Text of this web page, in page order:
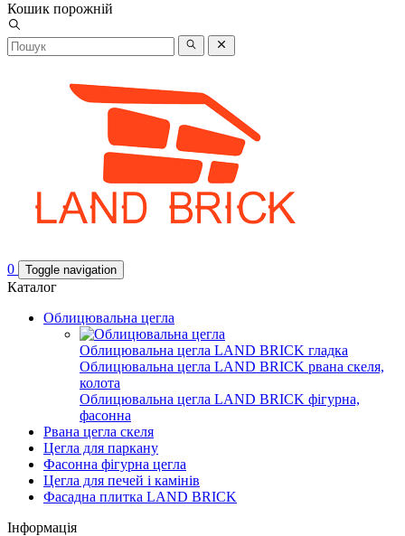
Кошик порожній
0 Toggle navigation
Каталог
Облицювальна цегла
Облицювальна цегла LAND BRICK гладка
Облицювальна цегла LAND BRICK рвана скеля,
колота
Облицювальна цегла LAND BRICK фігурна,
фасонна
Рвана цегла скеля
Цегла для паркану
Фасонна фігурна цегла
Цегла для печей і камінів
Фасадна плитка LAND BRICK
Інформація